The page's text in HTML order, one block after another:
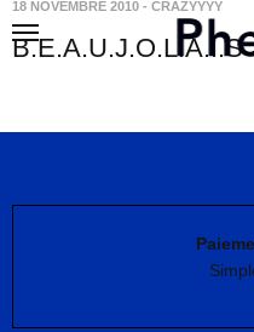
18 NOVEMBRE 2010 - CRAZYYYY
B.E.A.U.J.O.L.A.I.S